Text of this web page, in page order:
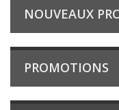
NOUVEAUX
PROMOTIONS